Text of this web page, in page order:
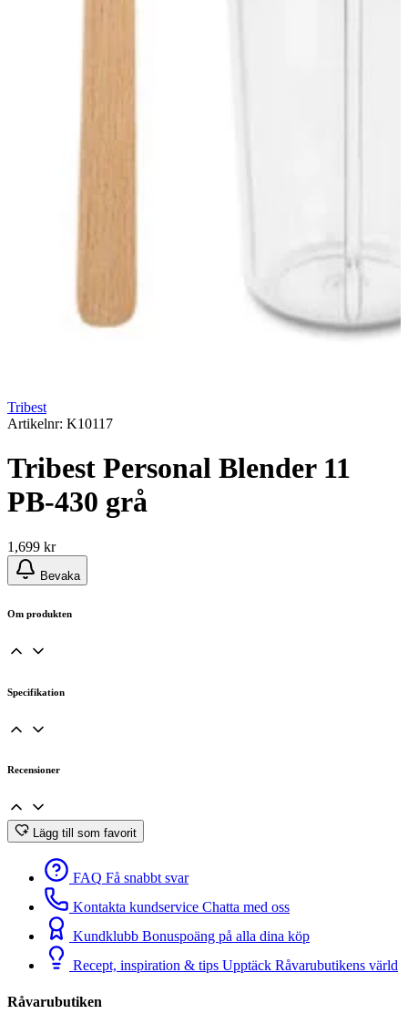
Tribest
Artikelnr: K10117
Tribest Personal Blender 11
PB-430 grå
1,699 kr
Bevaka
Om produkten
Specifikation
Recensioner
Lägg till som favorit
FAQ Få snabbt svar
Kontakta kundservice Chatta med oss
Kundklubb Bonuspoäng på alla dina köp
Recept, inspiration & tips Upptäck Råvarubutikens värld
Råvarubutiken